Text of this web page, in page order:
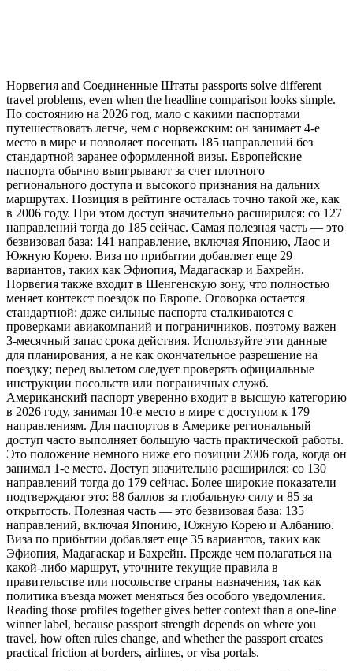
Норвегия and Соединенные Штаты passports solve different
travel problems, even when the headline comparison looks simple.
По состоянию на 2026 год, мало с какими паспортами
путешествовать легче, чем с норвежским: он занимает 4-е
место в мире и позволяет посещать 185 направлений без
стандартной заранее оформленной визы. Европейские
паспорта обычно выигрывают за счет плотного
регионального доступа и высокого признания на дальних
маршрутах. Позиция в рейтинге осталась точно такой же, как
в 2006 году. При этом доступ значительно расширился: со 127
направлений тогда до 185 сейчас. Самая полезная часть — это
безвизовая база: 141 направление, включая Японию, Лаос и
Южную Корею. Виза по прибытии добавляет еще 29
вариантов, таких как Эфиопия, Мадагаскар и Бахрейн.
Норвегия также входит в Шенгенскую зону, что полностью
меняет контекст поездок по Европе. Оговорка остается
стандартной: даже сильные паспорта сталкиваются с
проверками авиакомпаний и пограничников, поэтому важен
3-месячный запас срока действия. Используйте эти данные
для планирования, а не как окончательное разрешение на
поездку; перед вылетом следует проверять официальные
инструкции посольств или пограничных служб.
Американский паспорт уверенно входит в высшую категорию
в 2026 году, занимая 10-е место в мире с доступом к 179
направлениям. Для паспортов в Америке региональный
доступ часто выполняет большую часть практической работы.
Это положение немного ниже его позиции 2006 года, когда он
занимал 1-е место. Доступ значительно расширился: со 130
направлений тогда до 179 сейчас. Более широкие показатели
подтверждают это: 88 баллов за глобальную силу и 85 за
открытость. Полезная часть — это безвизовая база: 135
направлений, включая Японию, Южную Корею и Албанию.
Виза по прибытии добавляет еще 35 вариантов, таких как
Эфиопия, Мадагаскар и Бахрейн. Прежде чем полагаться на
какой-либо маршрут, уточните текущие правила в
правительстве или посольстве страны назначения, так как
политика въезда может меняться без особого уведомления.
Reading those profiles together gives better context than a one-line
winner label, because passport strength depends on where you
travel, how often rules change, and whether the passport creates
practical friction at borders, airlines, or visa portals.